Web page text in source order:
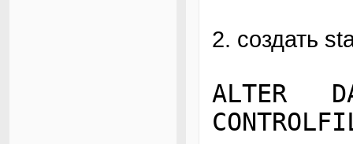
2. создать
ALTER